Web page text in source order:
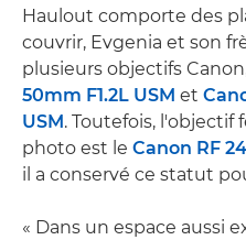
Haulout comporte des
couvrir, Evgenia et son
plusieurs objectifs
50mm F1.2L USM et
USM . Toutefois, l'objectif
photo est le Canon RF
il a conservé ce statut
« Dans un espace aussi